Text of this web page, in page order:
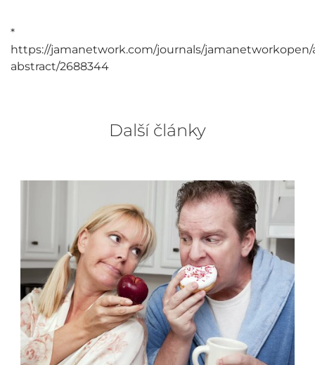
*
https://jamanetwork.com/journals/jamanetworkopen/
abstract/2688344
Další články